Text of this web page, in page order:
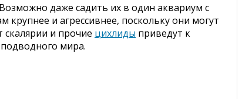
даже садить их в один аквариум с
и агрессивнее, поскольку они могут
и прочие цихлиды приведут к
мира.